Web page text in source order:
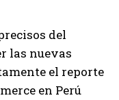
del
las nuevas
el reporte
en Perú